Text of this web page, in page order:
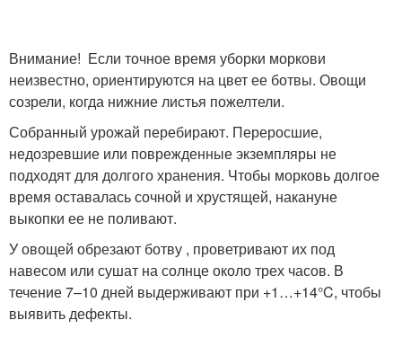
Внимание! Если точное время уборки моркови
неизвестно, ориентируются на цвет ее ботвы. Овощи
созрели, когда нижние листья пожелтели.
Собранный урожай перебирают. Переросшие,
недозревшие или поврежденные экземпляры не
подходят для долгого хранения. Чтобы морковь долгое
время оставалась сочной и хрустящей, накануне
выкопки ее не поливают.
У овощей обрезают ботву , проветривают их под
навесом или сушат на солнце около трех часов. В
течение 7–10 дней выдерживают при +1…+14°C, чтобы
выявить дефекты.